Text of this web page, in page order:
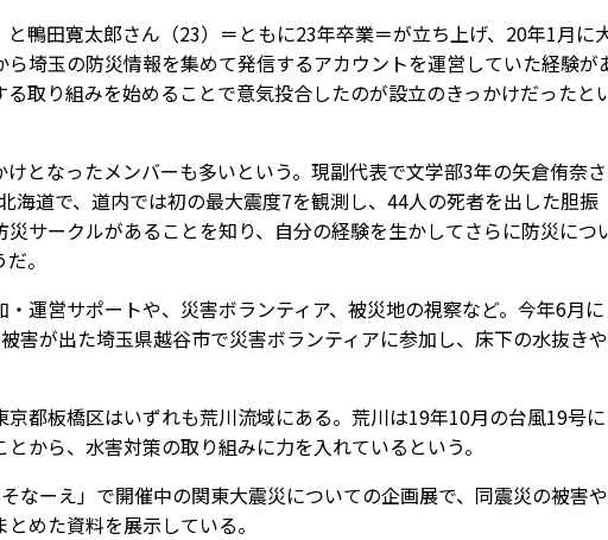
鴨田寛太郎さん（23）＝ともに23年卒業＝が立ち上げ、20年1月に
埼玉の防災情報を集めて発信するアカウントを運営していた経験が
取り組みを始めることで意気投合したのが設立のきっかけだったと
となったメンバーも多いという。現副代表で文学部3年の矢倉侑奈
海道で、道内では初の最大震度7を観測し、44人の死者を出した胆振
災サークルがあることを知り、自分の経験を生かしてさらに防災につ
。
運営サポートや、災害ボランティア、被災地の視察など。今年6月に
害が出た埼玉県越谷市で災害ボランティアに参加し、床下の水抜き
都板橋区はいずれも荒川流域にある。荒川は19年10月の台風19号
から、水害対策の取り組みに力を入れているという。
なーえ」で開催中の関東大震災についての企画展で、同震災の被害
めた資料を展示している。